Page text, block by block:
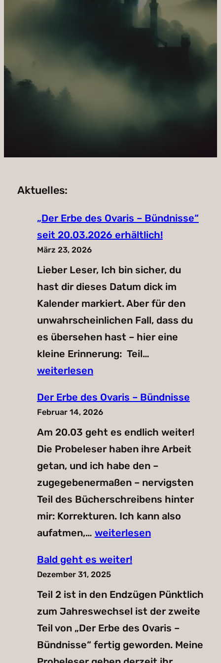
Aktuelles:
„Der Erbe des Ovaris – Bündnisse“
seit 20.03.2026 erhältlich!
März 23, 2026
Lieber Leser, Ich bin sicher, du
hast dir dieses Datum dick im
Kalender markiert. Aber für den
unwahrscheinlichen Fall, dass du
es übersehen hast – hier eine
kleine Erinnerung: Teil…
Ovaris
Bündnisse“
seit
20.03.2026
erhältlich!
weiterlesen
Der Erbe des Ovaris – Bündnisse
Februar 14, 2026
Am 20.03 geht es endlich weiter!
Die Probeleser haben ihre Arbeit
getan, und ich habe den –
zugegebenermaßen – nervigsten
Teil des Bücherschreibens hinter
mir: Korrekturen. Ich kann also
aufatmen,… Der
des
–
Bündnisse
weiterlesen
Bald geht es weiter!
Dezember 31, 2025
Teil 2 ist in den Endzügen Pünktlich
zum Jahreswechsel ist der zweite
Teil von „Der Erbe des Ovaris –
Bündnisse“ fertig geworden. Meine